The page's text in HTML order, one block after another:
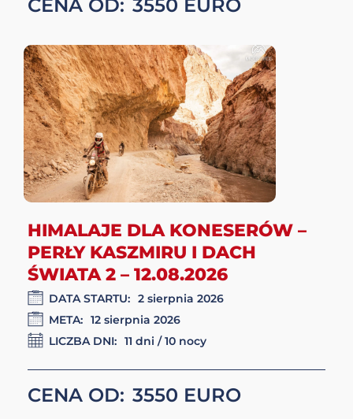
KASZMIR: PRZEZ SERCE
HIMALAJÓW 2-12.08.2026
META: 12 sierpnia 2026
LICZBA DNI: 11 dni / 10 nocy
CENA OD: 3550